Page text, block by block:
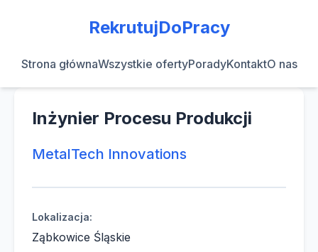
RekrutujDoPracy
Strona głównaWszystkie ofertyPoradyKontaktO nas
Inżynier Procesu Produkcji
MetalTech Innovations
Lokalizacja:
Ząbkowice Śląskie